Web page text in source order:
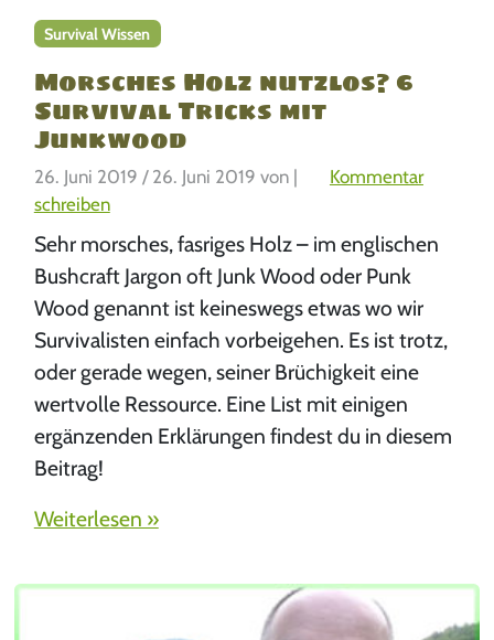
Survival Wissen
Morsches Holz nutzlos? 6
Survival Tricks mit
Junkwood
26. Juni 2019 / 26. Juni 2019 von |
Kommentar
schreiben
Sehr morsches, fasriges Holz – im englischen
Bushcraft Jargon oft Junk Wood oder Punk
Wood genannt ist keineswegs etwas wo wir
Survivalisten einfach vorbeigehen. Es ist trotz,
oder gerade wegen, seiner Brüchigkeit eine
wertvolle Ressource. Eine List mit einigen
ergänzenden Erklärungen findest du in diesem
Beitrag!
Weiterlesen »